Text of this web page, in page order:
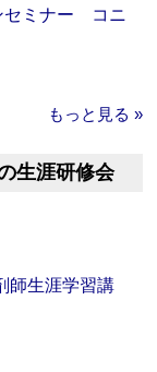
セミナー コニ
もっと見る »
生涯研修会
師生涯学習講